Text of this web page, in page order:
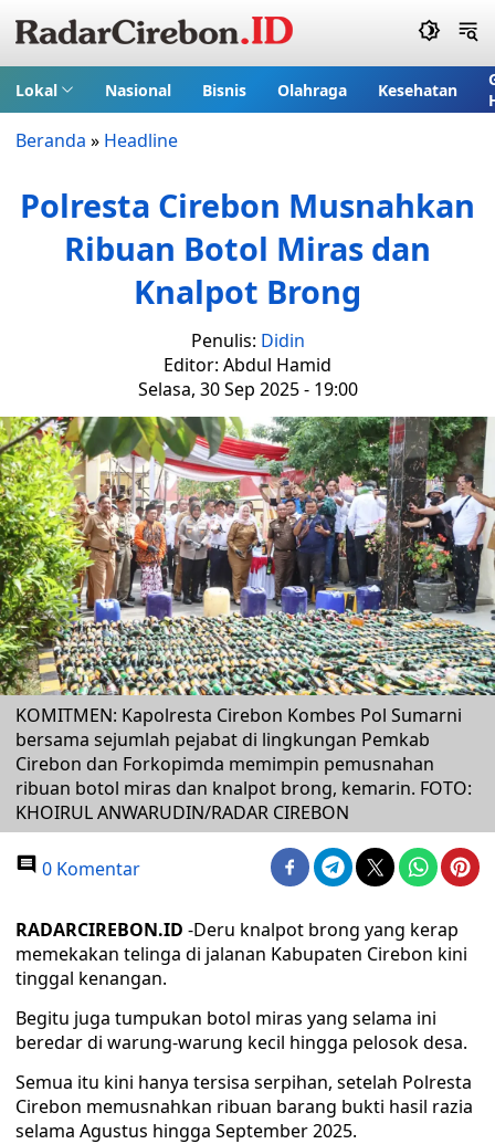
Lokal Nasional Bisnis Olahraga Kesehatan
Beranda » Headline
Polresta Cirebon Musnahkan
Ribuan Botol Miras dan
Knalpot Brong
Penulis: Didin
Editor: Abdul Hamid
Selasa, 30 Sep 2025 - 19:00
KOMITMEN: Kapolresta Cirebon Kombes Pol Sumarni
bersama sejumlah pejabat di lingkungan Pemkab
Cirebon dan Forkopimda memimpin pemusnahan
ribuan botol miras dan knalpot brong, kemarin. FOTO:
KHOIRUL ANWARUDIN/RADAR CIREBON
0 Komentar
RADARCIREBON.ID -Deru knalpot brong yang kerap
memekakan telinga di jalanan Kabupaten Cirebon kini
tinggal kenangan.
Begitu juga tumpukan botol miras yang selama ini
beredar di warung-warung kecil hingga pelosok desa.
Semua itu kini hanya tersisa serpihan, setelah Polresta
Cirebon memusnahkan ribuan barang bukti hasil razia
selama Agustus hingga September 2025.